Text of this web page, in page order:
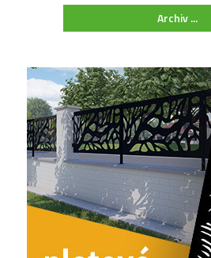
Archiv ...